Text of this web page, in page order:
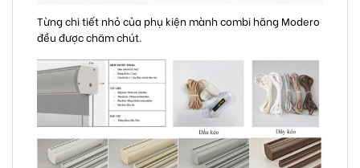
Từng chi tiết nhỏ của phụ kiện mành combi hãng Modero
đều được chăm chút.